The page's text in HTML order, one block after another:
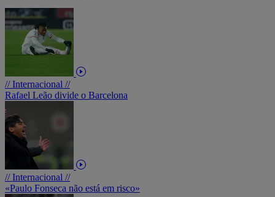
// Internacional //
Rafael Leão divide o Barcelona
// Internacional //
«Paulo Fonseca não está em risco»